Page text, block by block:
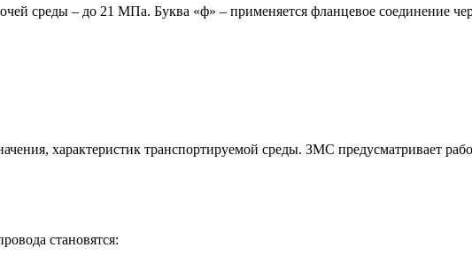
среды – до 21 МПа. Буква «ф» – применяется фланцевое соединение
характеристик транспортируемой среды. ЗМС предусматривает
становятся: